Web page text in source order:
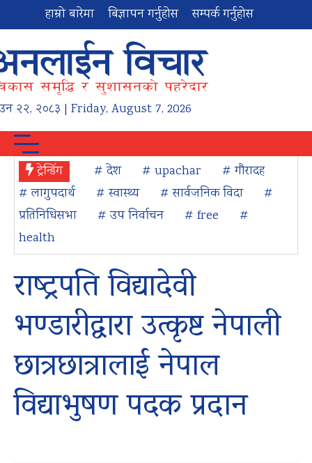
हाम्रो बारेमा बिज्ञापन गर्नुहोस सम्पर्क गर्नुहोस
२२, २०८३ | Friday, August 7, 2026
ट्रेन्डिंग # देश # upachar
# गौरादह
# लागुपदार्थ
# स्वास्थ्य # सार्वजनिक विदा
#
प्रतिनिधिसभा
# उप निर्वाचन # free
#
health
राष्ट्रपति विद्यादेवी
भण्डारीद्वारा उत्कृष्ट नेपाली
छात्रछात्रालाई नेपाल
विद्याभुषण पदक प्रदान